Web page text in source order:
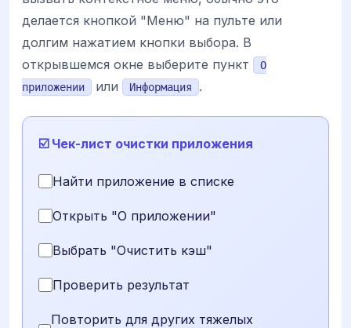
делается кнопкой "Меню" на пульте или
долгим нажатием кнопки выбора. В
открывшемся окне выберите пункт
О
приложении
или Информация .
☑️ Чек-лист очистки приложения
Найти приложение в списке
Открыть "О приложении"
Выбрать "Очистить кэш"
Проверить результат
Повторить для других тяжелых